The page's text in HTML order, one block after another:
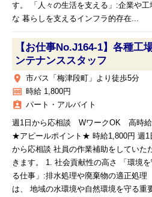
す。 「人々の生活を支える」:企業や
な 暮らしを支えるインフラ的存在...
【お仕事No.J164-1】各種
ンテナンススタッフ
place 市バス「梅津段町」より徒歩5分
money 時給 1,800円
assignment_ind パート・アルバイト
週1日から応相談 WワークOK 高時給
★アピールポイント★ 時給1,800円 週1
から応相談 社員の作業補助をしていた
きます。 1. 社会貢献性の高さ 「環境
る仕事」:排水処理や廃棄物の適正処理
は、 地域の水環境や自然環境を守る重